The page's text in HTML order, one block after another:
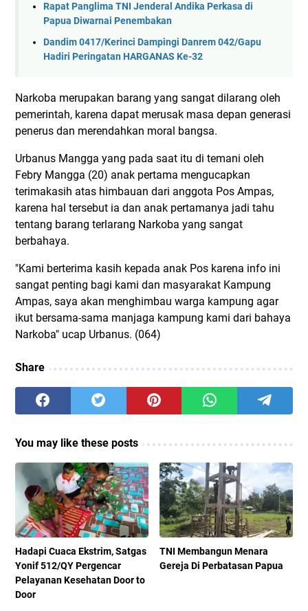
Rapat Panglima TNI Jenderal Andika Perkasa di
Papua Diwarnai Penembakan
Dandim 0417/Kerinci Dampingi Danrem 042/Gapu
Hadiri Peringatan HARGANAS Ke-32
Narkoba merupakan barang yang sangat dilarang oleh
pemerintah, karena dapat merusak masa depan generasi
penerus dan merendahkan moral bangsa.
Urbanus Mangga yang pada saat itu di temani oleh
Febry Mangga (20) anak pertama mengucapkan
terimakasih atas himbauan dari anggota Pos Ampas,
karena hal tersebut ia dan anak pertamanya jadi tahu
tentang barang terlarang Narkoba yang sangat
berbahaya.
"Kami berterima kasih kepada anak Pos karena info ini
sangat penting bagi kami dan masyarakat Kampung
Ampas, saya akan menghimbau warga kampung agar
ikut bersama-sama manjaga kampung kami dari bahaya
Narkoba" ucap Urbanus. (064)
Share
You may like these posts
Hadapi Cuaca Ekstrim, Satgas
Yonif 512/QY Pergencar
Pelayanan Kesehatan Door to
Door
TNI Membangun Menara
Gereja Di Perbatasan Papua